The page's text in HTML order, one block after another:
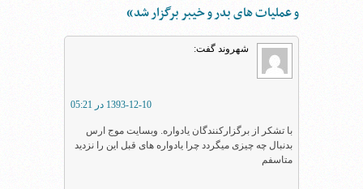
و عملیات های بدر و خیبر برگزار شد“
شهروند گفت:
1393-12-10 در 05:21
با تشکر از برگزارکنندگان یادواره. وبسایت موج ارس
بدنبال چه چیزی میگردد چرا یادواره های قبل این را نزدید
متاسفم